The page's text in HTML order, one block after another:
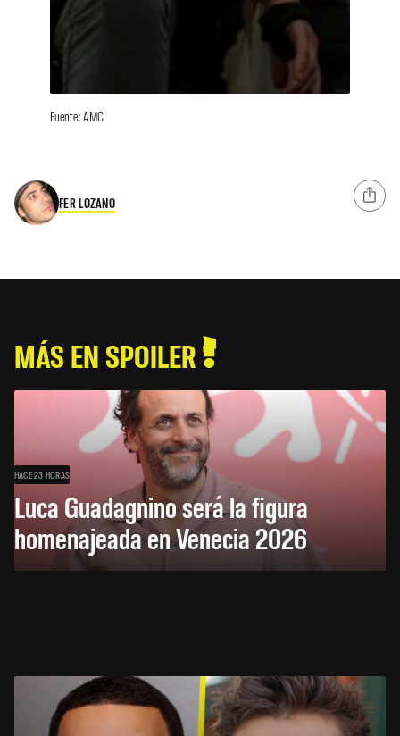
Fuente: AMC
FER LOZANO
MÁS EN SPOILER
HACE 23 HORAS
Luca Guadagnino será la figura
homenajeada en Venecia 2026